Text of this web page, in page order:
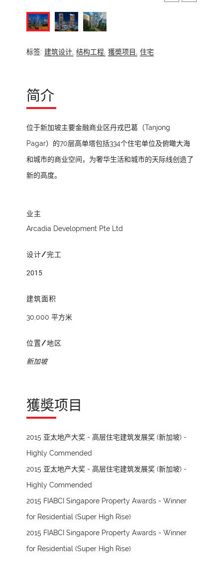
标签: 建筑设计, 结构工程, 獲奬项目, 住宅
简介
位于新加坡主要金融商业区丹戎巴葛（Tanjong
Pagar）的70层高单塔包括334个住宅单位及俯瞰大海
和城市的商业空间，为奢华生活和城市的天际线创造了
新的高度。
业主
Arcadia Development Pte Ltd
设计/完工
2015
建筑面积
30,000 平方米
位置/地区
新加坡
獲奬项目
2015 亚太地产大奖 - 高层住宅建筑发展奖 (新加坡) -
Highly Commended
2015 亚太地产大奖 - 高层住宅建筑发展奖 (新加坡) -
Highly Commended
2015 FIABCI Singapore Property Awards - Winner
for Residential (Super High Rise)
2015 FIABCI Singapore Property Awards - Winner
for Residential (Super High Rise)